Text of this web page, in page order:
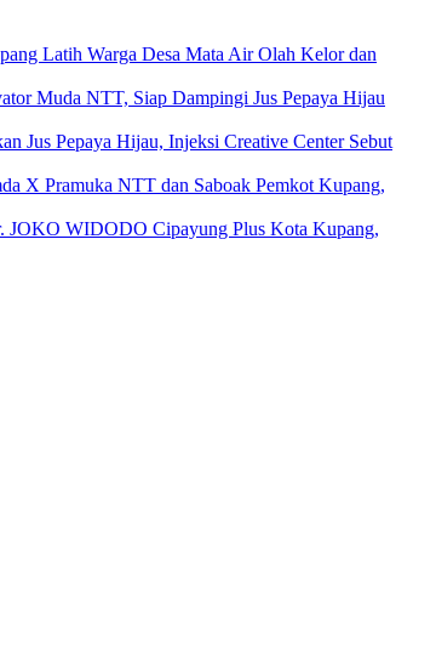
Latih Warga Desa Mata Air Olah Kelor dan
Muda NTT, Siap Dampingi Jus Pepaya Hijau
Jus Pepaya Hijau, Injeksi Creative Center Sebut
X Pramuka NTT dan Saboak Pemkot Kupang,
Cipayung Plus Kota Kupang,